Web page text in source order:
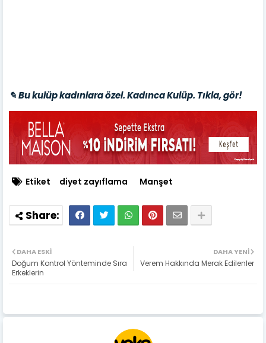
✎ Bu kulüp kadınlara özel. Kadınca Kulüp. Tıkla, gör!
Etiket diyet zayıflama Manşet
DAHA YENI
Verem Hakkında Merak Edilenler
DAHA ESKI
Doğum Kontrol Yönteminde Sıra
Erkeklerin